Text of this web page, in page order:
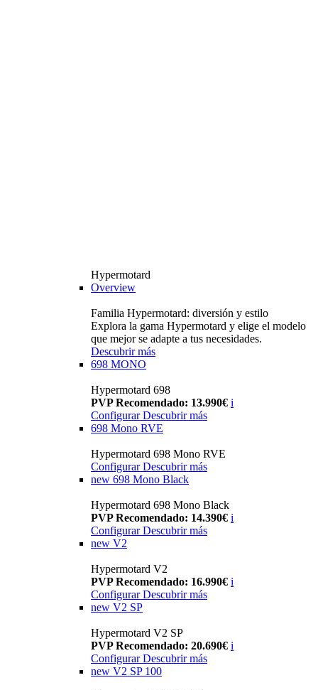
Hypermotard
Overview
Familia Hypermotard: diversión y estilo
Explora la gama Hypermotard y elige el modelo
que mejor se adapte a tus necesidades.
Descubrir más
698 MONO
Hypermotard 698
PVP Recomendado: 13.990€ i
ConfigurarDescubrir más
698 Mono RVE
Hypermotard 698 Mono RVE
Configurar Descubrir más
new 698 Mono Black
Hypermotard 698 Mono Black
PVP Recomendado: 14.390€ i
Configurar Descubrir más
new V2
Hypermotard V2
PVP Recomendado: 16.990€ i
Configurar Descubrir más
new V2 SP
Hypermotard V2 SP
PVP Recomendado: 20.690€ i
Configurar Descubrir más
new V2 SP 100